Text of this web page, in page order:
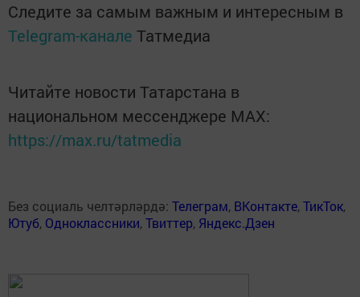
Следите за самым важным и интересным в
Telegram-канале Татмедиа
Читайте новости Татарстана в
национальном мессенджере MАХ:
https://max.ru/tatmedia
Без социаль челтәрләрдә: Телеграм, ВКонтакте,ТикТок,
Ютуб, Одноклассники,Твиттер, Яндекс.Дзен